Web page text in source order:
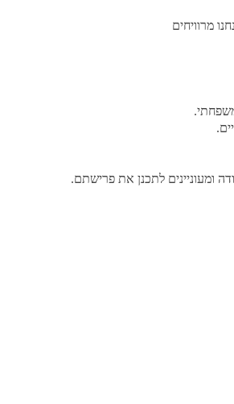
מרוויחים
ומעוניינים לתכנן את פרישתם.